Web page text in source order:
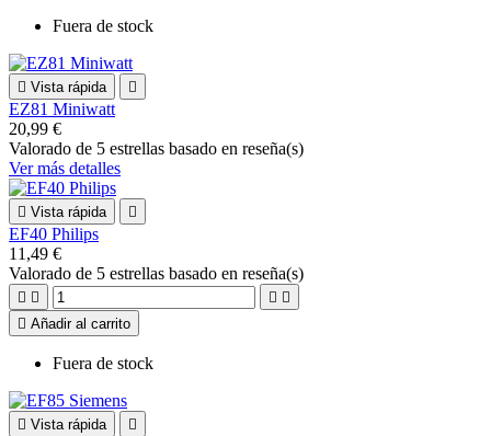
Fuera de stock
 Vista rápida 
EZ81 Miniwatt
20,99 €
Valorado de 5 estrellas basado en reseña(s)
Ver más detalles
 Vista rápida 
EF40 Philips
11,49 €
Valorado de 5 estrellas basado en reseña(s)
   
 Añadir al carrito
Fuera de stock
 Vista rápida 